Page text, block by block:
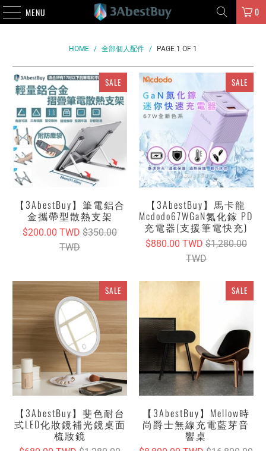
MENU 0
HOME / 全部個人配件 / PAGE 1 OF 1
SALE
【3AbestBuy】筆電鋁合
金攜帶型散熱支架
$200.00 TWD$350.00
TWD
SALE
【3AbestBuy】馬卡龍
Mcdodo67WGaN氮化鎵 PD
充電器(支援筆電快充)
$880.00 TWD$1,280.00
TWD
SALE
【3AbestBuy】斐色耐台
式LED化妝鏡補光鏡桌面
梳妝鏡
SALE
【3AbestBuy】Mellow時
尚爵士無線充電藍芽音
響桌